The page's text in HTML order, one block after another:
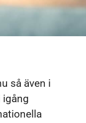
så även i
igång